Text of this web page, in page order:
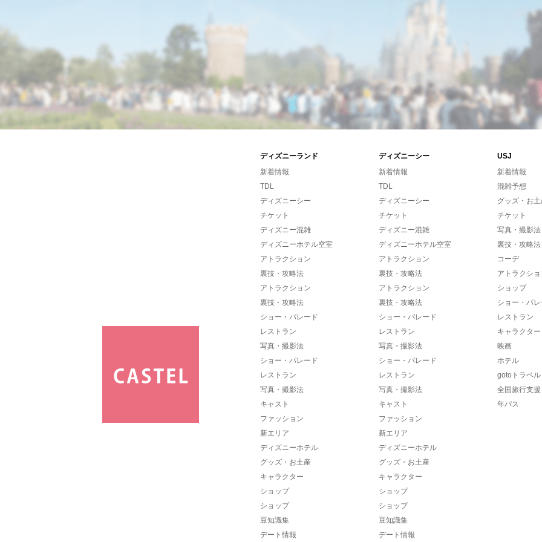
ディズニーランド ディズニーシー
USJ
新着情報
TDL
ディズニーシー
チケット
ディズニー混雑
ディズニーホテル空室
アトラクション
裏技・攻略法
アトラクション
裏技・攻略法
ショー・パレード
レストラン
写真・撮影法
ショー・パレード
レストラン
写真・撮影法
キャスト
ファッション
新エリア
ディズニーホテル
グッズ・お土産
キャラクター
ショップ
ショップ
豆知識集
デート情報
新着情報
TDL
ディズニーシー
チケット
ディズニー混雑
ディズニーホテル空室
アトラクション
裏技・攻略法
アトラクション
裏技・攻略法
ショー・パレード
レストラン
写真・撮影法
ショー・パレード
レストラン
写真・撮影法
キャスト
ファッション
新エリア
ディズニーホテル
グッズ・お土産
キャラクター
ショップ
ショップ
豆知識集
デート情報
新着情報
混雑予想
グッズ・お
チケット
写真・撮影法
裏技・攻略法
コーデ
アトラクシ
ショップ
ショー・パ
レストラン
キャラクター
映画
ホテル
gotoトラベル
全国旅行支援
年パス